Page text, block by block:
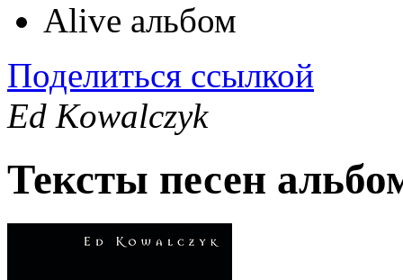
Alive альбом
Поделиться ссылкой
Ed Kowalczyk
Тексты песен